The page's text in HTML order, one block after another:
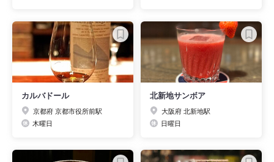
カルバドール
京都府 京都市役所前駅
木曜日
北新地サンボア
大阪府 北新地駅
日曜日